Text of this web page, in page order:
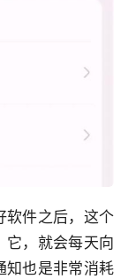
软件之后，这个
它，就会每天向
知也是非常消耗